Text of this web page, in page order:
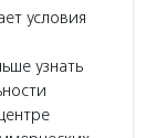
условия
узнать